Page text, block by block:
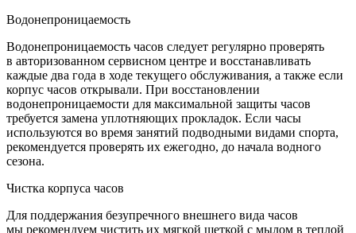
Водонепроницаемость
Водонепроницаемость часов следует регулярно проверять
в авторизованном сервисном центре и восстанавливать
каждые два года в ходе текущего обслуживания, а также если
корпус часов открывали. При восстановлении
водонепроницаемости для максимальной защиты часов
требуется замена уплотняющих прокладок. Если часы
используются во время занятий подводными видами спорта,
рекомендуется проверять их ежегодно, до начала водного
сезона.
Чистка корпуса часов
Для поддержания безупречного внешнего вида часов
мы рекомендуем чистить их мягкой щеткой с мылом в теплой